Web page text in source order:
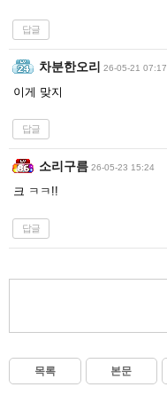
답글
차분한오리 26-05-21 07:17
이게 맞지
답글
소리구름 26-05-23 15:24
크 ㅋㅋ!!
답글
목록 본문